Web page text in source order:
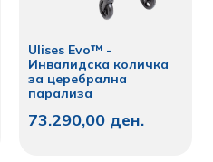
Ulises Evo™ -
Инвалидска количка
за церебрална
парализа
73.290,00 ден.